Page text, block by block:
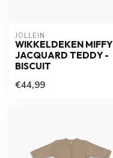
JOLLEIN
WIKKELDEKEN MIFFY
JACQUARD TEDDY -
BISCUIT
€44,99